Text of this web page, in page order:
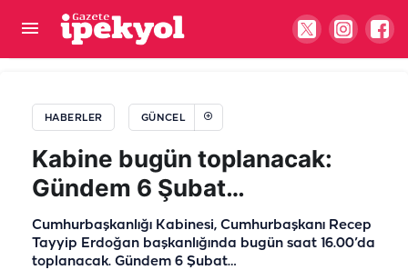
HABERLER GÜNCEL
Kabine bugün toplanacak:
Gündem 6 Şubat…
Cumhurbaşkanlığı Kabinesi, Cumhurbaşkanı Recep
Tayyip Erdoğan başkanlığında bugün saat 16.00’da
toplanacak. Gündem 6 Şubat…
Urfa'ya hızlı tren değil, hızlı "fren" geldi!